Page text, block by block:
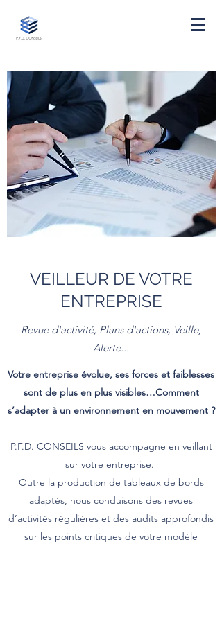
VEILLEUR DE VOTRE
ENTREPRISE
Revue d'activité, Plans d'actions, Veille,
Alerte...
Votre entreprise évolue, ses forces et faiblesses
sont de plus en plus visibles…Comment
s’adapter à un environnement en mouvement ?
P.F.D. CONSEILS vous accompagne en veillant
sur votre entreprise.
Outre la production de tableaux de bords
adaptés, nous conduisons des revues
d’activités régulières et des audits approfondis
sur les points critiques de votre modèle